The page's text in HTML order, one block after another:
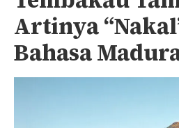
Artinya
Bahasa